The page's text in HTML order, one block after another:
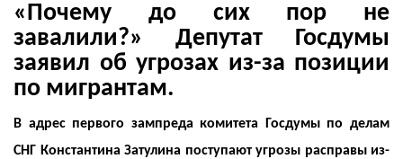
«Почему до сих пор не
завалили?» Депутат Госдумы
заявил об угрозах из-за позиции
по мигрантам.
В адрес первого зампреда комитета Госдумы по делам
СНГ Константина Затулина поступают угрозы расправы из-